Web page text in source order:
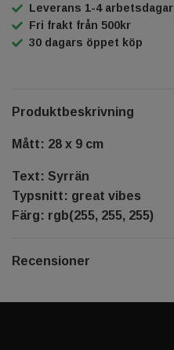
Leverans 1-4 arbetsdagar
Fri frakt från 500kr
30 dagars öppet köp
Produktbeskrivning
Mått: 28 x 9 cm
Text: Syrrän
Typsnitt: great vibes
Färg: rgb(255, 255, 255)
Recensioner